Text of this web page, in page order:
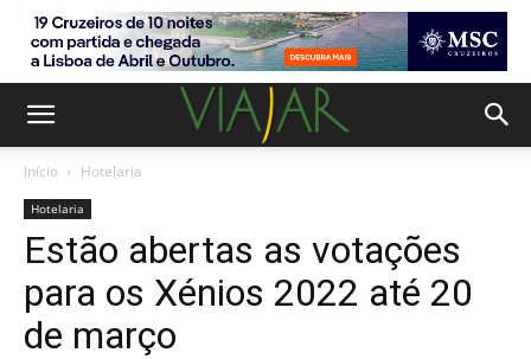
Início Hotelaria
Hotelaria
Estão abertas as votações
para os Xénios 2022 até 20
de março